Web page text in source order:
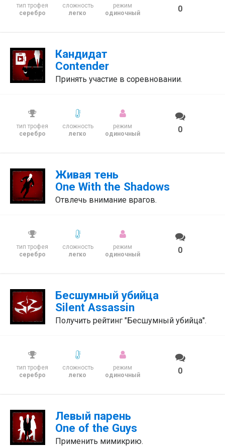
тип трофея
серебро
сложность
легко
режим
одиночный
0
Кандидат
Contender
Принять участие в соревновании.
тип трофея
серебро
сложность
легко
режим
одиночный
0
Живая тень
One With the Shadows
Отвлечь внимание врагов.
тип трофея
серебро
сложность
легко
режим
одиночный
0
Бесшумный убийца
Silent Assassin
Получить рейтинг "Бесшумный убийца".
тип трофея
серебро
сложность
легко
режим
одиночный
0
Левый парень
One of the Guys
Применить мимикрию.